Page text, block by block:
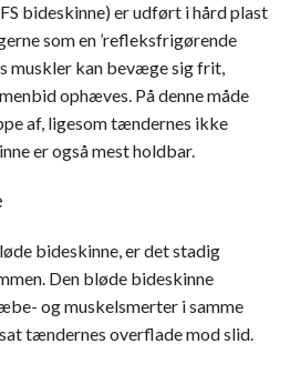
bideskinne) er udført i hård plast
som en ’refleksfrigørende
muskler kan bevæge sig frit,
ophæves. På denne måde
af, ligesom tændernes ikke
er også mest holdbar.
bideskinne, er det stadig
Den bløde bideskinne
og muskelsmerter i samme
tændernes overflade mod slid.